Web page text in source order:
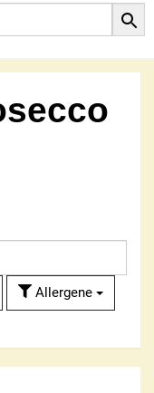
Allergene